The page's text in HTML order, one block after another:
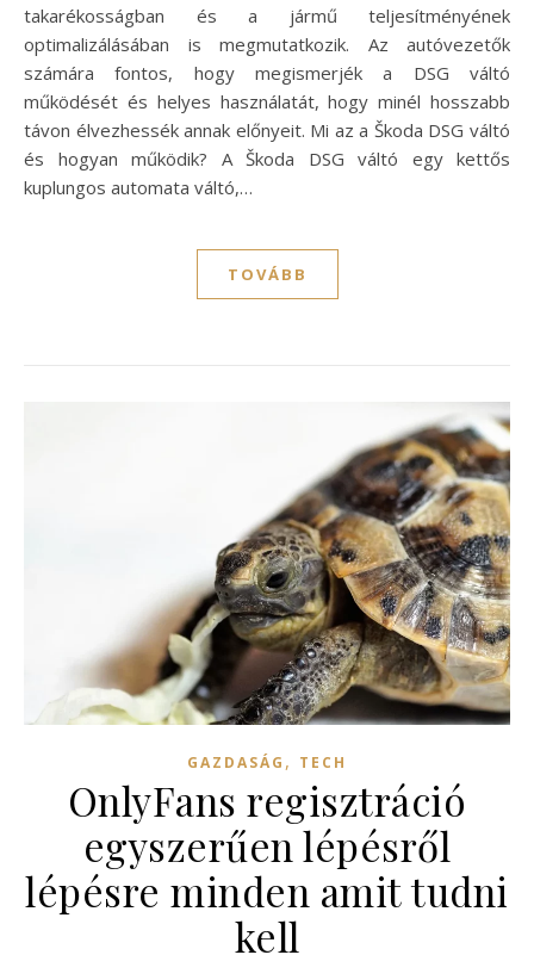
takarékosságban és a jármű teljesítményének
optimalizálásában is megmutatkozik. Az autóvezetők
számára fontos, hogy megismerjék a DSG váltó
működését és helyes használatát, hogy minél hosszabb
távon élvezhessék annak előnyeit. Mi az a Škoda DSG váltó
és hogyan működik? A Škoda DSG váltó egy kettős
kuplungos automata váltó,…
TOVÁBB
GAZDASÁG , TECH
OnlyFans regisztráció
egyszerűen lépésről
lépésre minden amit tudni
kell